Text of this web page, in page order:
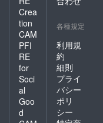
Crea
tion
CAM
PFI
RE
for
Soci
al
Goo
d
各種規定
利用規
約
細則
プライ
バシー
ポリ
シー